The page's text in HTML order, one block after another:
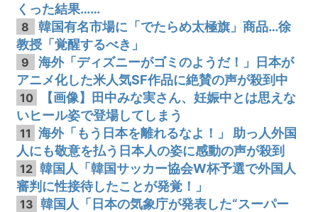
くった結果……
8
韓国有名市場に「でたらめ太極旗」商品…徐
教授「覚醒するべき」
9
海外「ディズニーがゴミのようだ！」日本が
アニメ化した米人気SF作品に絶賛の声が殺到中
10
【画像】田中みな実さん、妊娠中とは思えな
いヒール姿で登場してしまう
11
海外「もう日本を離れるなよ！」 助っ人外国
人にも敬意を払う日本人の姿に感動の声が殺到
12 韓国人「韓国サッカー協会W杯予選で外国人
審判に性接待したことが発覚！」
13 韓国人「日本の気象庁が発表した“スーパー